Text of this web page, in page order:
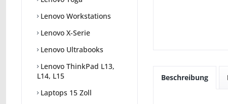
Lenovo Workstations
Lenovo X-Serie
Lenovo Ultrabooks
Lenovo ThinkPad L13,
L14, L15
Laptops 15 Zoll
Beschreibung